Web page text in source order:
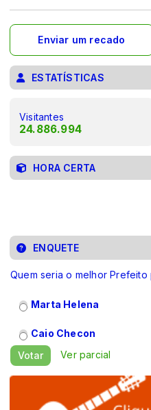
Enviar um recado
ESTATÍSTICAS
Visitantes
24.886.994
HORA CERTA
ENQUETE
Quem seria o melhor
Marta Helena
Caio Checon
Votar
Ver parcial